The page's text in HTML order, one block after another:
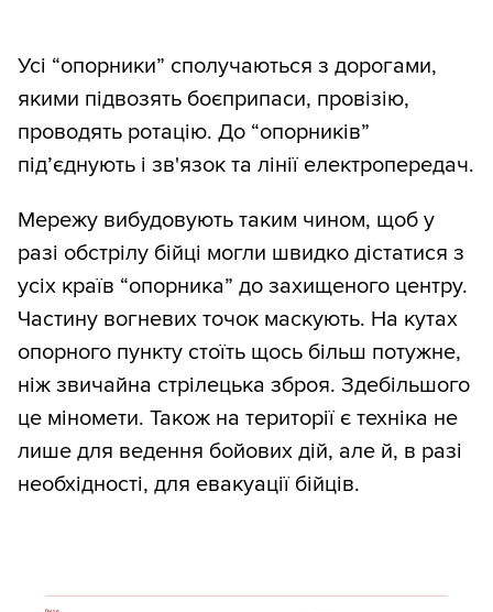
Усі “опорники” сполучаються з дорогами,
якими підвозять боєприпаси, провізію,
проводять ротацію. До “опорників”
під’єднують і зв'язок та лінії електропередач.
Мережу вибудовують таким чином, щоб у
разі обстрілу бійці могли швидко дістатися з
усіх країв “опорника” до захищеного центру.
Частину вогневих точок маскують. На кутах
опорного пункту стоїть щось більш потужне,
ніж звичайна стрілецька зброя. Здебільшого
це міномети. Також на території є техніка не
лише для ведення бойових дій, але й, в разі
необхідності, для евакуації бійців.